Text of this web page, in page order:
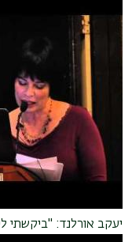
יעקב אורלנד: "ביקשתי